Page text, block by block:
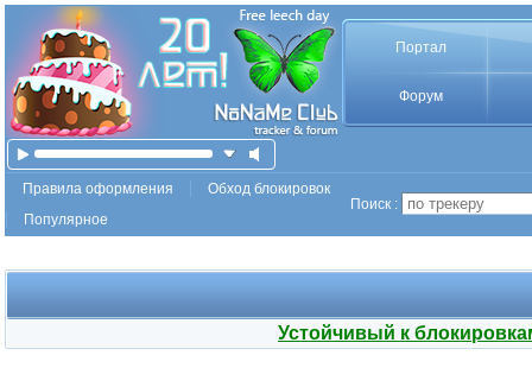
Портал
Форум
Правила оформления
Обход блокировок
Популярное
Поиск :
Устойчивый к